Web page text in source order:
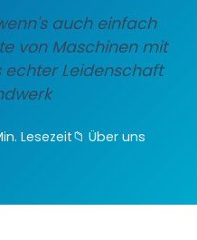
auch einfach
von Maschinen mit
echter Leidenschaft
Lesezeit📁 Über uns